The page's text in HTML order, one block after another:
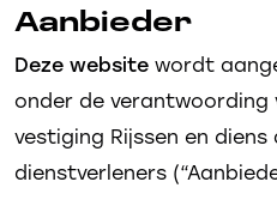
Aanbieder
Deze website wordt
onder de verantwoording
vestiging Rijssen en
dienstverleners